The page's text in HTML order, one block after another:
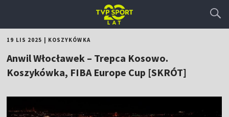
19 LIS 2025 KOSZYKÓWKA
Anwil Włocławek – Trepca Kosowo.
Koszykówka, FIBA Europe Cup [SKRÓT]